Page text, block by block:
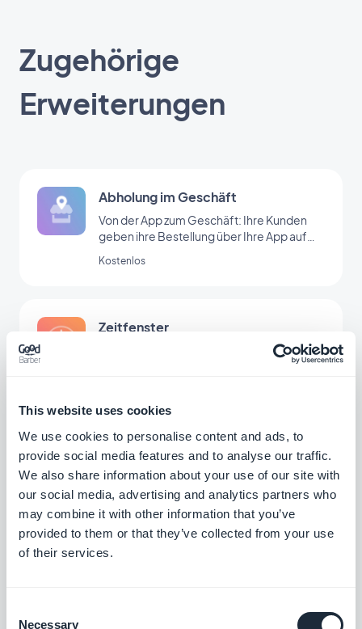
This website uses cookies
We use cookies to personalise content and ads, to
provide social media features and to analyse our traffic.
We also share information about your use of our site with
our social media, advertising and analytics partners who
may combine it with other information that you’ve
provided to them or that they’ve collected from your use
of their services.
Necessary
Zugehörige
Erweiterungen
Abholung im Geschäft
Von der App zum Geschäft: Ihre Kunden
geben ihre Bestellung über Ihre App auf
abzuholen.
Kostenlos
Zeitfenster
Geben Sie Ihren Kunden die Möglichkeit,
Schnelle Kaufabwicklung
Vereinfachen Sie den Bestellvorgang und
optimieren Sie den Vertrieb, indem Sie
unnötige Abläufe vermeiden.
$5pro Monat